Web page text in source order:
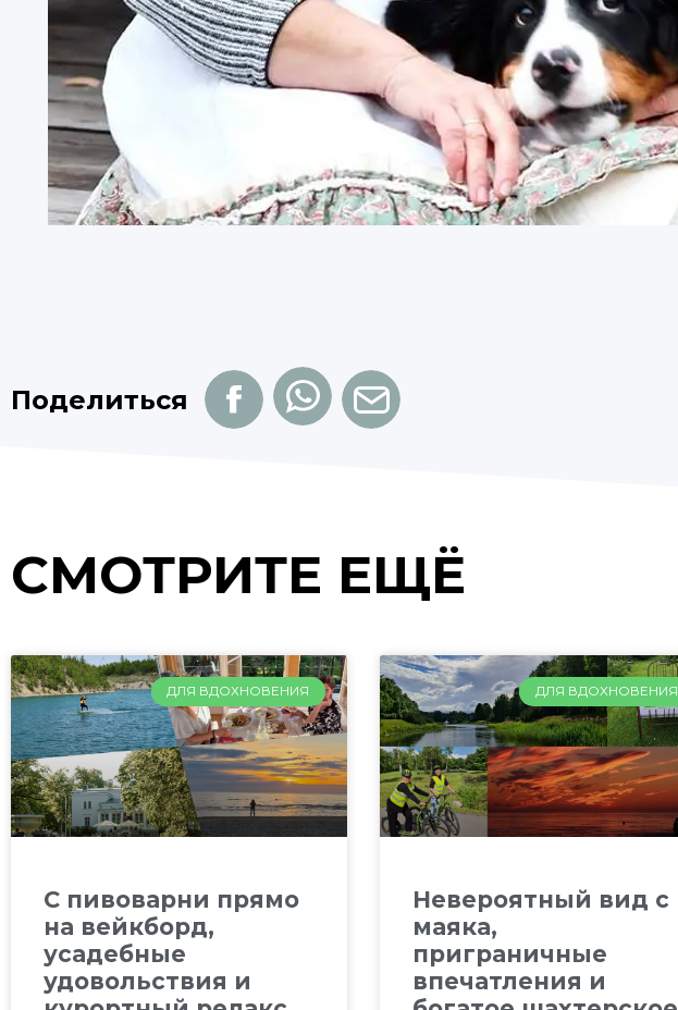
Поделиться
СМОТРИТЕ ЕЩЁ
ДЛЯ ВДОХНОВЕНИЯ
C пивоварни прямо
на вейкборд,
усадебные
удовольствия и
ДЛЯ ВДОХНОВЕНИЯ
Невероятный вид с
маяка,
приграничные
впечатления и